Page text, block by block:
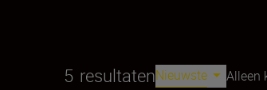
5 resultatenNieuwste Alleen